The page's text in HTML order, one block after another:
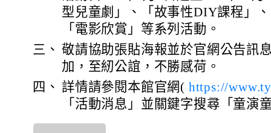
型兒童劇」、「故事性DIY課程」
「電影欣賞」等系列活動。
三、 敬請協助張貼海報並於官網公告訊
加，至紉公誼，不勝感荷。
四、 詳情請參閱本館官網( https://
「活動消息」並關鍵字搜尋「童演